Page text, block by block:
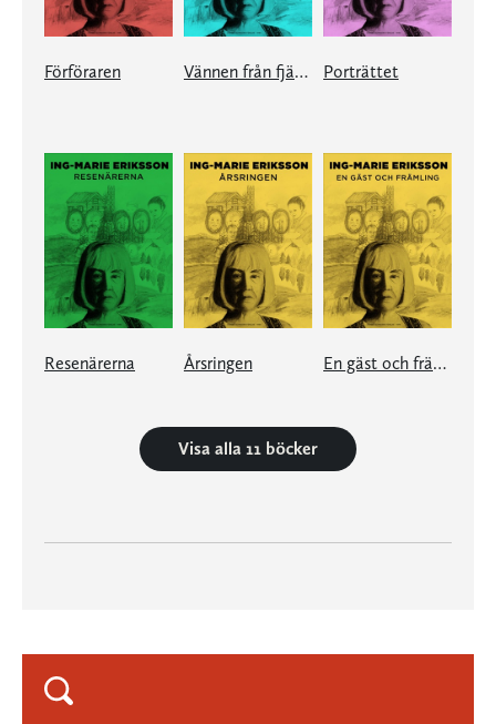
Förföraren Vännen från fjärran Porträttet
Resenärerna Årsringen En gäst och främling
Visa alla 11 böcker